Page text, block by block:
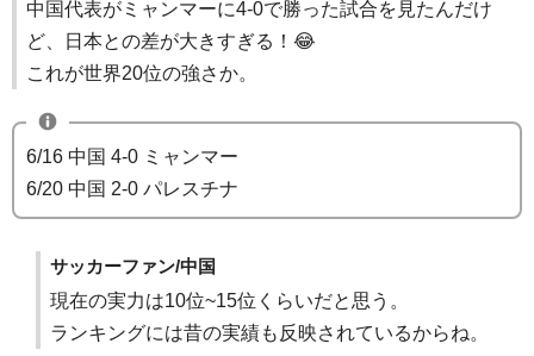
中国代表がミャンマーに4-0で勝った試合を見たんだけ
ど、日本との差が大きすぎる！😂
これが世界20位の強さか。
6/16 中国 4-0 ミャンマー
6/20 中国 2-0 パレスチナ
サッカーファン/中国
現在の実力は10位~15位くらいだと思う。
ランキングには昔の実績も反映されているからね。